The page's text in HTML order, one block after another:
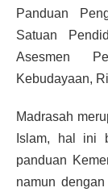
Panduan
Satuan
Asesmen
Kebudayaan,
Madrasah
Islam, hal ini
panduan
namun